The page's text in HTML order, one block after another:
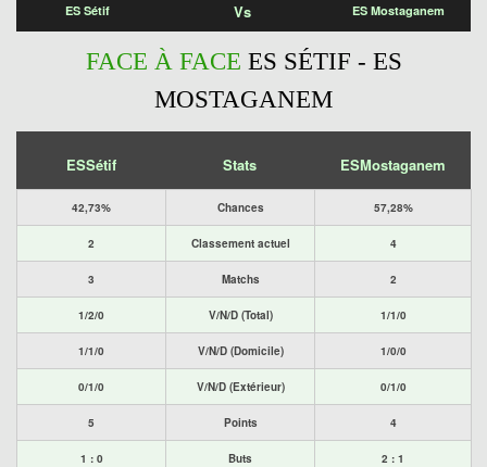
ES Sétif Vs ES Mostaganem
FACE À FACE ES SÉTIF - ES
MOSTAGANEM
ESSétif Stats ESMostaganem
42,73% Chances 57,28%
2 Classement actuel 4
3 Matchs 2
1/2/0 V/N/D (Total) 1/1/0
1/1/0 V/N/D (Domicile) 1/0/0
0/1/0 V/N/D (Extérieur) 0/1/0
5 Points 4
1 : 0 Buts 2 : 1